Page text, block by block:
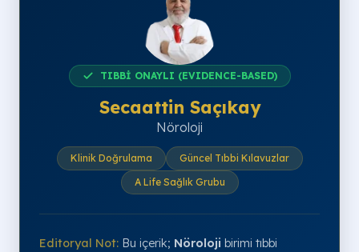
TIBBİ ONAYLI (EVIDENCE-BASED)
Secaattin Saçıkay
Nöroloji
Klinik Doğrulama
Güncel Tıbbi Kılavuzlar
A Life Sağlık Grubu
Editoryal Not: Bu içerik; Nöroloji birimi tıbbi